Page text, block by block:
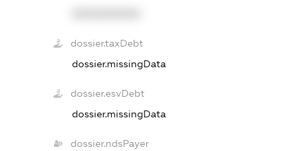
dossier.taxDebt
dossier.missingData
dossier.esvDebt
dossier.missingData
dossier.ndsPayer